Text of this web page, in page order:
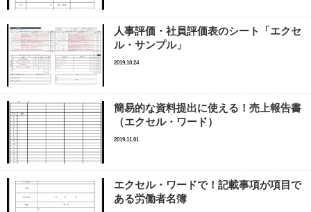
人事評価・社員評価表のシート「エクセ
ル・サンプル」
2019.10.24
簡易的な資料提出に使える！売上報告書
（エクセル・ワード）
2019.11.01
エクセル・ワードで！記載事項が項目で
ある労働者名簿